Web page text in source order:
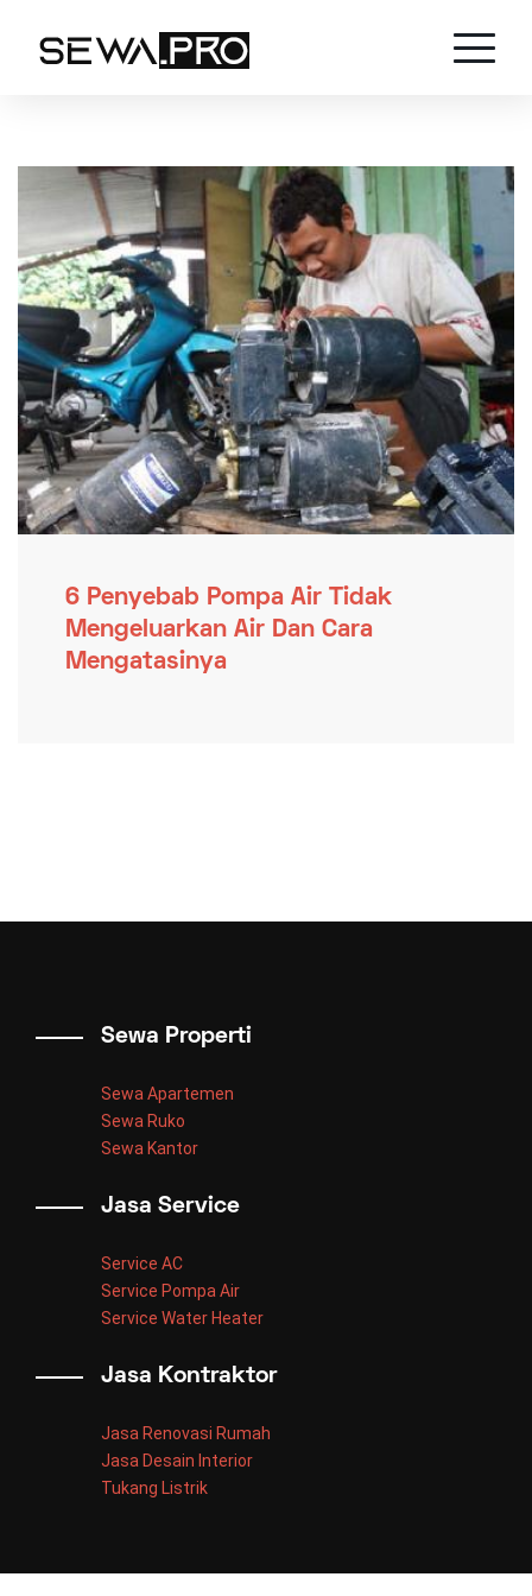
6 Penyebab Pompa Air Tidak
Mengeluarkan Air Dan Cara
Mengatasinya
Sewa Properti
Sewa Apartemen
Sewa Ruko
Sewa Kantor
Jasa Service
Service AC
Service Pompa Air
Service Water Heater
Jasa Kontraktor
Jasa Renovasi Rumah
Jasa Desain Interior
Tukang Listrik